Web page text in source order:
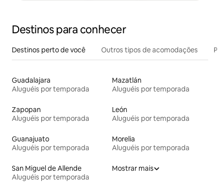
Destinos para conhecer
Destinos perto de você Outros tipos de acomodações
Guadalajara
Aluguéis por temporada
Mazatlán
Aluguéis por temporada
Zapopan
Aluguéis por temporada
León
Aluguéis por temporada
Guanajuato
Aluguéis por temporada
Morelia
Aluguéis por temporada
San Miguel de Allende
Aluguéis por temporada
Mostrar mais